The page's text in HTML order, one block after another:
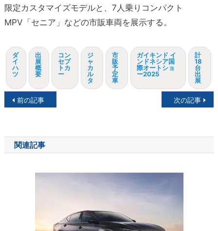
限定カスタマイズモデルと、7人乗りコンパクト
MPV「セニア」などの市販車両を展示する。
ダ
イ
ハ
ツ
出
展
概
要
コン
セプ
トカ
ー
ジ
ャ
カ
ル
タ
市
販
予
定
車
ガイキンド イ
ンドネシア国
際オートショ
ー2025
計
18
台
出
展
投
ナ
ビ
前の記事 次の記事
関連記事